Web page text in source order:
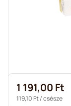
1 191,00 Ft
119,10 Ft/ csésze